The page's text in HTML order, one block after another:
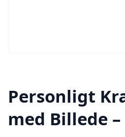
Personligt
med Billede